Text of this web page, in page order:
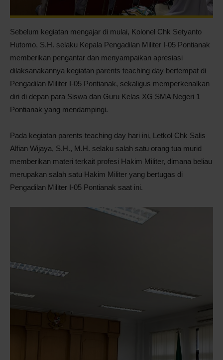
Sebelum kegiatan mengajar di mulai, Kolonel Chk Setyanto
Hutomo, S.H. selaku Kepala Pengadilan Militer I-05 Pontianak
memberikan pengantar dan menyampaikan apresiasi
dilaksanakannya kegiatan parents teaching day bertempat di
Pengadilan Militer I-05 Pontianak, sekaligus memperkenalkan
diri di depan para Siswa dan Guru Kelas XG SMA Negeri 1
Pontianak yang mendampingi.
Pada kegiatan parents teaching day hari ini, Letkol Chk Salis
Alfian Wijaya, S.H., M.H. selaku salah satu orang tua murid
memberikan materi terkait profesi Hakim Militer, dimana beliau
merupakan salah satu Hakim Militer yang bertugas di
Pengadilan Militer I-05 Pontianak saat ini.